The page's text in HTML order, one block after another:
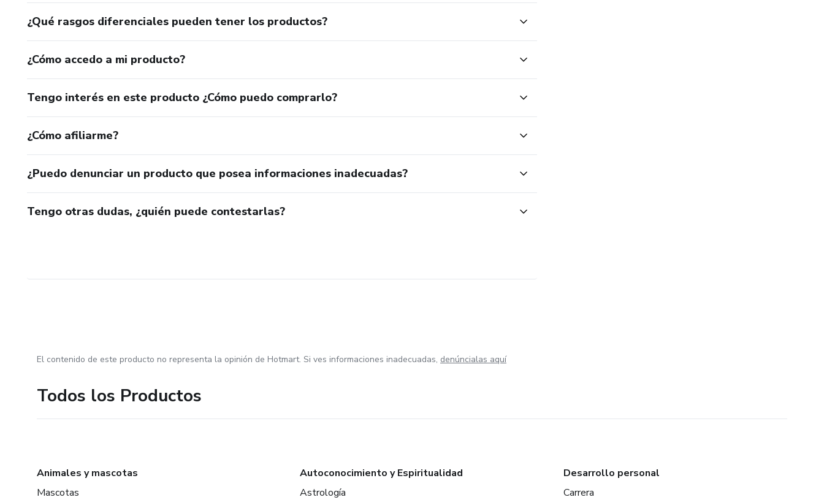
¿Qué rasgos diferenciales pueden tener los productos?
¿Cómo accedo a mi producto?
Tengo interés en este producto ¿Cómo puedo comprarlo?
¿Cómo afiliarme?
¿Puedo denunciar un producto que posea informaciones inadecuadas?
Tengo otras dudas, ¿quién puede contestarlas?
El contenido de este producto no representa la opinión de Hotmart. Si ves informaciones inadecuadas, denúncialas aquí
Todos los Productos
Animales y mascotas
Mascotas
Autoconocimiento y Espiritualidad
Astrología
Desarrollo personal
Carrera